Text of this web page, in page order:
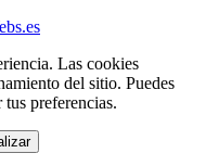
Las cookies
del sitio. Puedes
tus preferencias.